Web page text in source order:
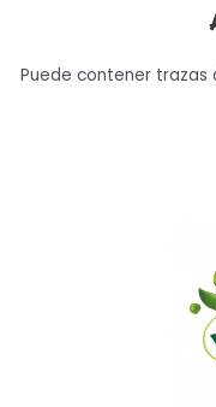
Puede contener trazas